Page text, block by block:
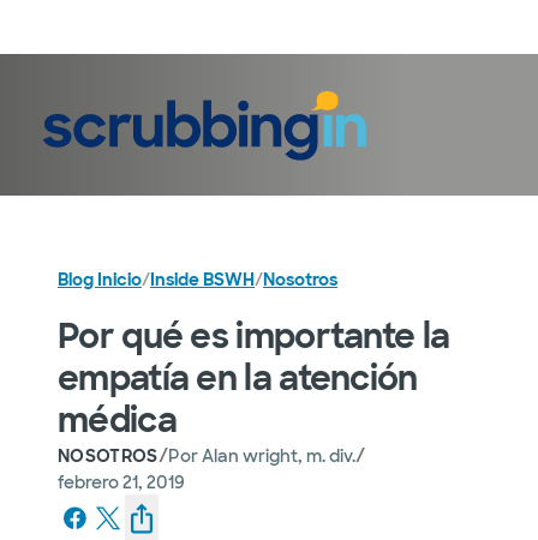
Blog Inicio/Inside BSWH/Nosotros
Por qué es importante la
empatía en la atención
médica
NOSOTROS/PorAlan wright, m. div./
febrero 21, 2019